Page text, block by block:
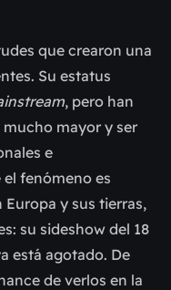
que crearon una
Su estatus
, pero han
mayor y ser
e
fenómeno es
y sus tierras,
su sideshow del 18
está agotado. De
de verlos en la